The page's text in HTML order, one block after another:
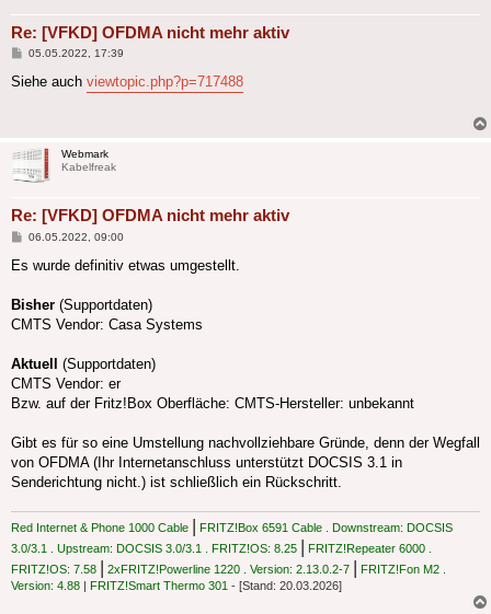
Re: [VFKD] OFDMA nicht mehr aktiv
Beitrag
05.05.2022, 17:39
Siehe auch viewtopic.php?p=717488
Webmark
Kabelfreak
Re: [VFKD] OFDMA nicht mehr aktiv
Beitrag
06.05.2022, 09:00
Es wurde definitiv etwas umgestellt.
Bisher (Supportdaten)
CMTS Vendor: Casa Systems
Aktuell
(Supportdaten)
CMTS Vendor: er
Bzw. auf der Fritz!Box Oberfläche: CMTS-Hersteller: unbekannt
Gibt es für so eine Umstellung nachvollziehbare Gründe, denn der Wegfall
von OFDMA (Ihr Internetanschluss unterstützt DOCSIS 3.1 in
Senderichtung nicht.) ist schließlich ein Rückschritt.
Red Internet & Phone 1000 Cable | FRITZ!Box 6591 Cable . Downstream: DOCSIS
3.0/3.1 . Upstream: DOCSIS 3.0/3.1 . FRITZ!OS: 8.25 | FRITZ!Repeater 6000 .
FRITZ!OS: 7.58 | 2xFRITZ!Powerline 1220 . Version: 2.13.0.2-7 | FRITZ!Fon M2 .
Version: 4.88 | FRITZ!Smart Thermo 301 - [Stand: 20.03.2026]